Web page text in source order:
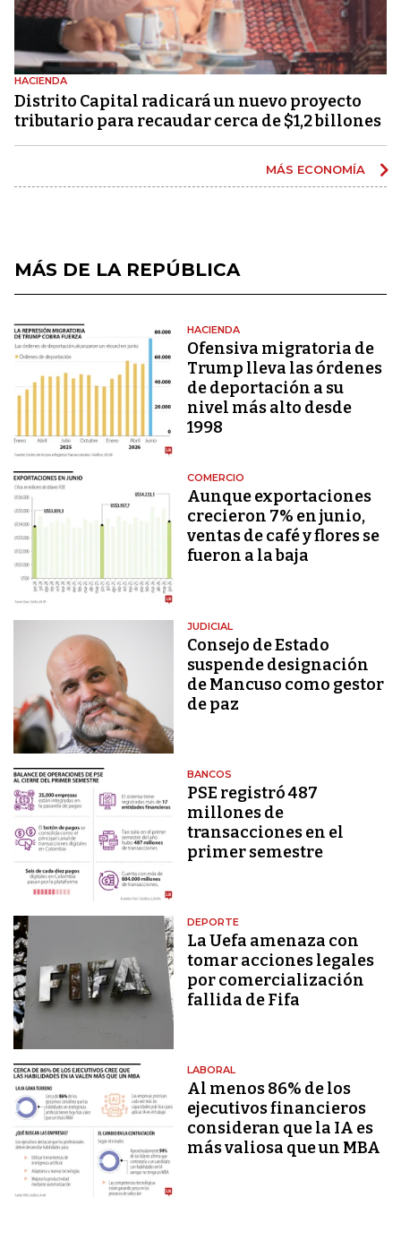
HACIENDA
Distrito Capital radicará un nuevo proyecto
tributario para recaudar cerca de $1,2 billones
MÁS ECONOMÍA
MÁS DE LA REPÚBLICA
HACIENDA
Ofensiva migratoria de
Trump lleva las órdenes
de deportación a su
nivel más alto desde
1998
COMERCIO
Aunque exportaciones
crecieron 7% en junio,
ventas de café y flores se
fueron a la baja
JUDICIAL
Consejo de Estado
suspende designación
de Mancuso como gestor
de paz
BANCOS
PSE registró 487
millones de
transacciones en el
primer semestre
DEPORTE
La Uefa amenaza con
tomar acciones legales
por comercialización
fallida de Fifa
LABORAL
Al menos 86% de los
ejecutivos financieros
consideran que la IA es
más valiosa que un MBA